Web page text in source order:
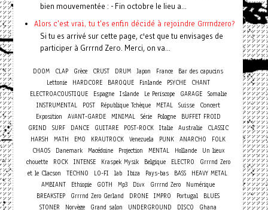
bien mouvementée : - Fin octobre le lieu a...
Alors c'est vrai, tu t'es enfin décidé à rejoindre Grrrndzero?
Si tu es arrivé sur cette page, c'est que tu envisages de
participer à Grrrnd Zero. Merci, on va...
DOOM CLAP Grèce CRUST DRUM Japon France
Bar des capucins
Lettonie
HARDCORE BAROQUE Finlande PSYCHE
CHANT
ELECTROACOUSTIQUE
Espagne Islande Le Periscope GARAGE
Somalie
INSTRUMENTAL
POST République Tchèque METAL Suisse Concert
Exposition AVANT-GARDE MINIMAL Série Pologne
BUFFET FROID
GRIND
SURF DANCE GUITARE POST-ROCK Italie Australie
CLASSIC
HARSH
MATH EMO KRAUTROCK Venezuela PUNK ANARCHO
FOLK
CHAOS
Danemark Macédoine Projection MENTAL Hollande
Un lieux
chouette
ROCK INTENSE Kraspek Mysik Belgique ELECTRO
Grrrnd Zero
et le Clacson
TECHNO LO-FI lab Ibiza Pays-bas BASS
HEAVY METAL
AMBIANT
Ethiopie GOTH Mp3 Divx Grrrnd Zero
Numérique
BREAKSTEP
Grrrnd Zero Gerland DRONE IMPRO Portugal
BLUES
STONER
Norvège Grand salon UNDERGROUND DISCO Ghana